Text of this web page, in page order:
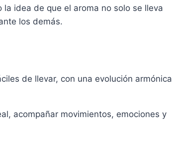
idea de que el aroma no solo se lleva
los demás.
de llevar, con una evolución armónica
acompañar movimientos, emociones y